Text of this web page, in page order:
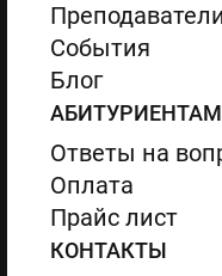
Преподаватели
События
Блог
АБИТУРИЕНТАМ
Ответы на
Оплата
Прайс лист
КОНТАКТЫ